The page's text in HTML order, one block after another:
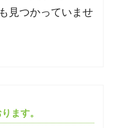
見つかっていませ
ます。